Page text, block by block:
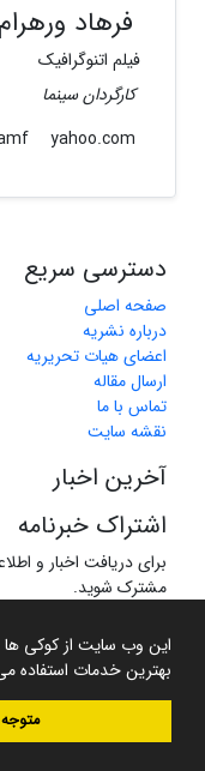
این وب سایت از کوکی ها
بهترین خدمات استفاده
فرهاد ورهرام
فیلم اتنوگرافیک
کارگردان سینما
yahoo.com
دسترسی سریع
صفحه اصلی
درباره نشریه
اعضای هیات تحریریه
ارسال مقاله
تماس با ما
نقشه سایت
آخرین اخبار
اشتراک خبرنامه
برای دریافت اخبار و
مشترک شوید.
سامانه مدیریت